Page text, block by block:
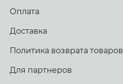
Оплата
Доставка
Политика возврата товаров
Для партнеров